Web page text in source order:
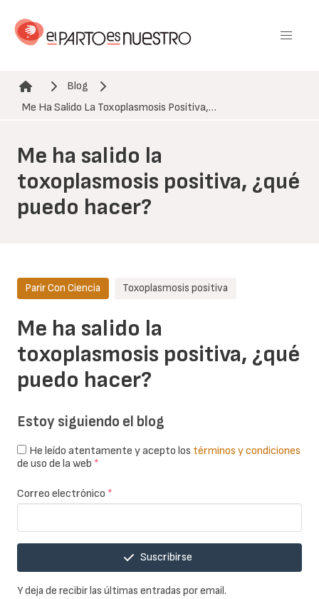
contenido
Ruta de navegación
Blog
Me Ha Salido La Toxoplasmosis Positiva,…
Me ha salido la
toxoplasmosis positiva, ¿qué
puedo hacer?
Me ha salido la
toxoplasmosis positiva, ¿qué
puedo hacer?
Parir Con Ciencia Toxoplasmosis positiva
Estoy siguiendo el blog
He leído atentamente y acepto los términos y condiciones
de uso de la web *
Correo electrónico *
Suscribirse
Y deja de recibir las últimas entradas por email.